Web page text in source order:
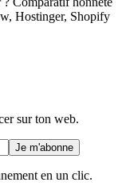
Hostinger, Shopify
sur ton web.
Je m'abonne
en un clic.